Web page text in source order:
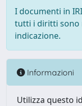
I documenti in
tutti i diritti sono
indicazione.
Informazioni
Utilizza questo